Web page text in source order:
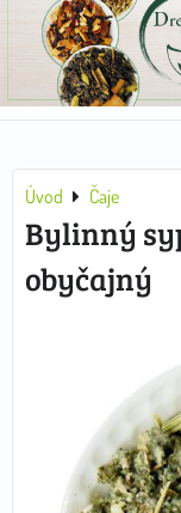
Úvod Čaje
Bylinný
obyčajný